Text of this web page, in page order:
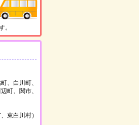
。
、白川町、
町、関市、
東白川村）